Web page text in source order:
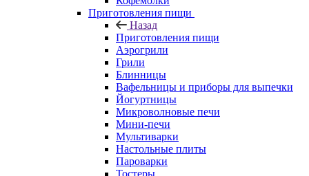
Приготовления пищи
Назад
Приготовления пищи
Аэрогрили
Грили
Блинницы
Вафельницы и приборы для выпечки
Йогуртницы
Микроволновые печи
Мини-печи
Мультиварки
Настольные плиты
Пароварки
Тостеры